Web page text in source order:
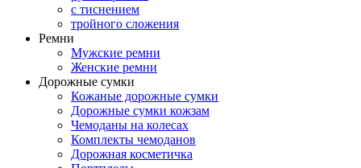
с тиснением
тройного сложения
Ремни
Мужские ремни
Женские ремни
Дорожные сумки
Кожаные дорожные сумки
Дорожные сумки кожзам
Чемоданы на колесах
Комплекты чемоданов
Дорожная косметичка